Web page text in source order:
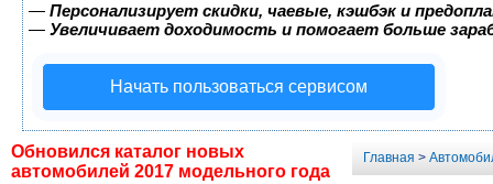
— Персонализирует скидки, чаевые, кэшбэк и
— Увеличивает доходимость и помогает больше
Начать пользоваться сервисом
Обновился каталог новых
автомобилей 2017 модельного года
Главная >